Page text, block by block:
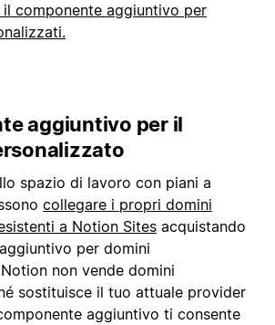
componente aggiuntivo per
aggiuntivo per il
spazio di lavoro con piani a
collegare i propri domini
a Notion Sites acquistando
per domini
non vende domini
sostituisce il tuo attuale provider
aggiuntivo ti consente